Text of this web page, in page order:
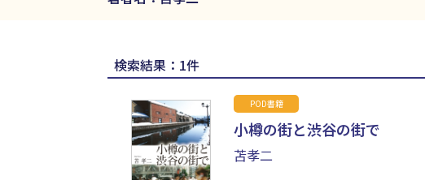
検索結果：1件
POD書籍
小樽の街と渋谷の街で
苫孝二